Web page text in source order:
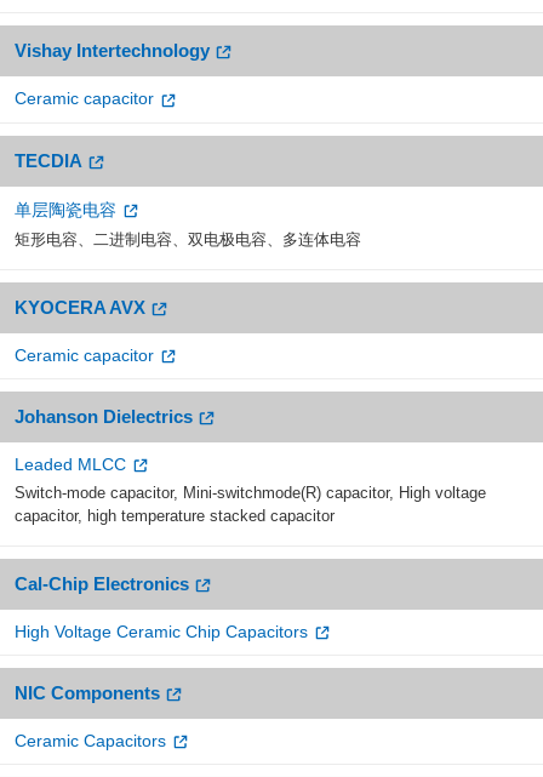
Vishay Intertechnology
Ceramic capacitor
TECDIA
单层陶瓷电容
矩形电容、二进制电容、双电极电容、多连体电容
KYOCERA AVX
Ceramic capacitor
Johanson Dielectrics
Leaded MLCC
Switch-mode capacitor, Mini-switchmode(R) capacitor, High voltage
capacitor, high temperature stacked capacitor
Cal-Chip Electronics
High Voltage Ceramic Chip Capacitors
NIC Components
Ceramic Capacitors